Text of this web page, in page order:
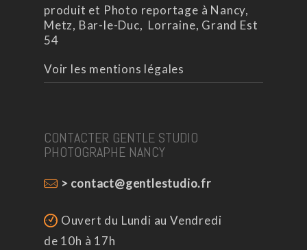
produit et Photo reportage à Nancy,
Metz, Bar-le-Duc, Lorraine, Grand Est
54
Voir les mentions légales
CONTACTER GENTLE STUDIO
PHOTOGRAPHE NANCY
> contact@gentlestudio.fr
Ouvert du Lundi au Vendredi
de 10h à 17h